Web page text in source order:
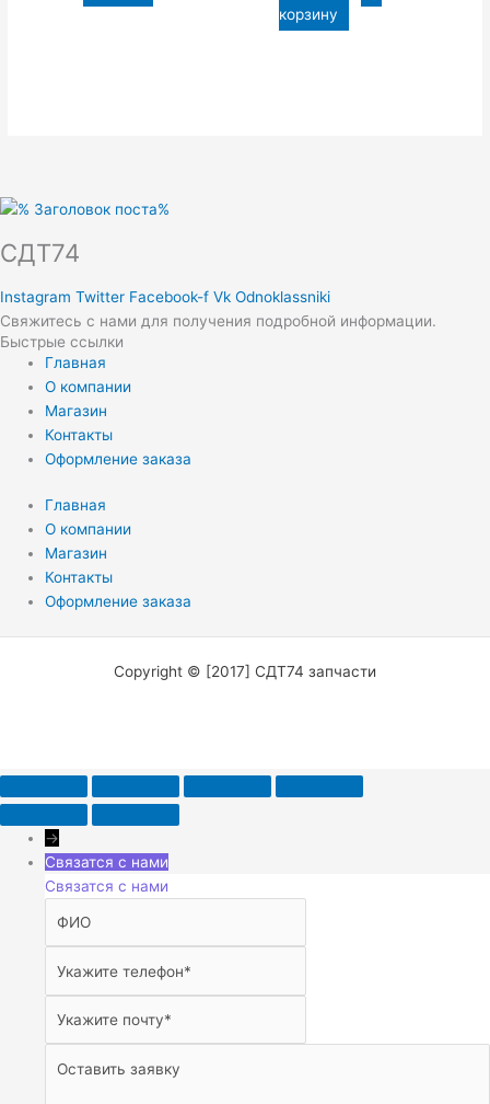
корзину
СДТ74
Instagram Twitter Facebook-f Vk Odnoklassniki
Свяжитесь с нами для получения подробной информации.
Быстрые ссылки
Главная
О компании
Магазин
Контакты
Оформление заказа
Главная
О компании
Магазин
Контакты
Оформление заказа
Copyright © [2017] СДТ74 запчасти
→
Связатся с нами
Связатся с нами